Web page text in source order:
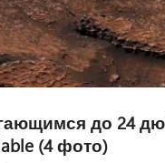
до 24
(4 фото)